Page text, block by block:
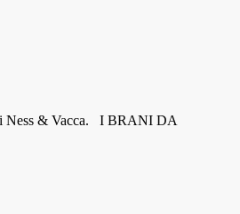
Ness & Vacca. I BRANI DA